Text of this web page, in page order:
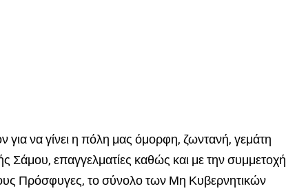
για να γίνει η πόλη μας όμορφη, ζωντανή, γεμάτη
Σάμου, επαγγελματίες καθώς και με την συμμετοχή
Πρόσφυγες, το σύνολο των Μη Κυβερνητικών